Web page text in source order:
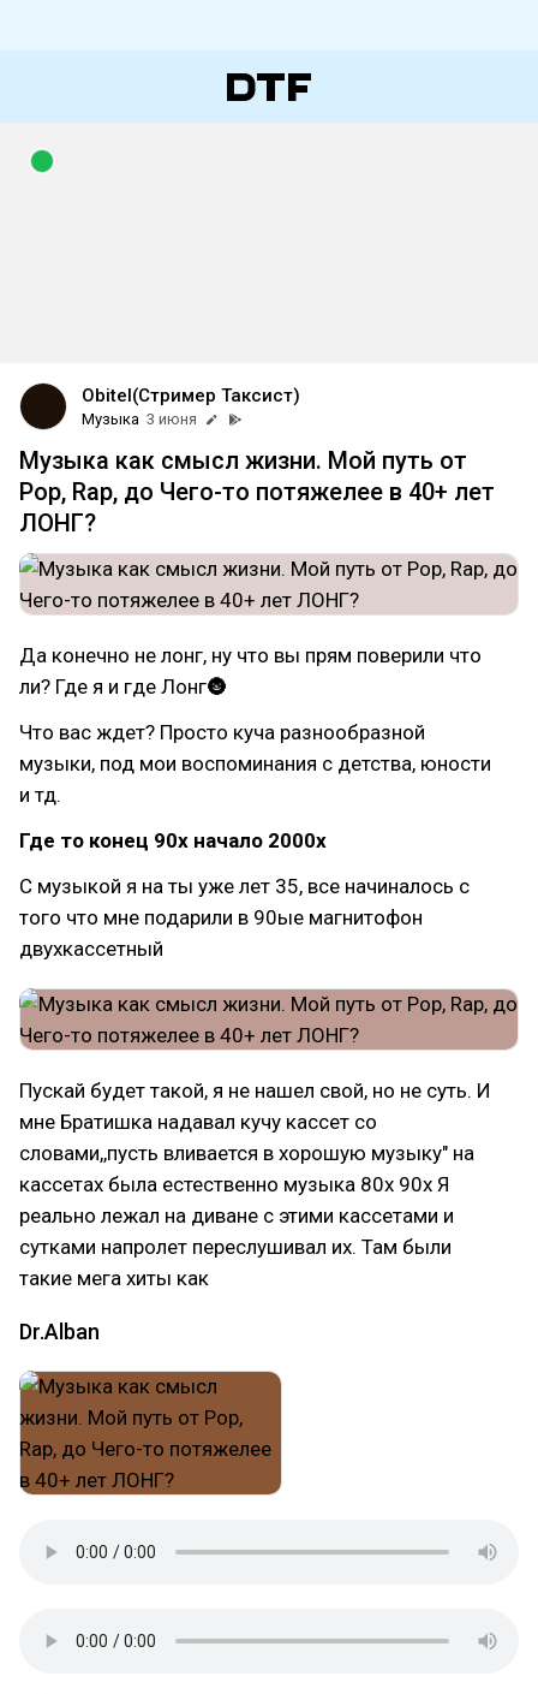
Obitel(Стример Таксист)
Музыка 3 июня
Музыка как смысл жизни. Мой путь от
Pop, Rap, до Чего-то потяжелее в 40+ лет
ЛОНГ?
Да конечно не лонг, ну что вы прям поверили что
ли? Где я и где Лонг🌚
Что вас ждет? Просто куча разнообразной
музыки, под мои воспоминания с детства, юности
и тд.
Где то конец 90х начало 2000х
С музыкой я на ты уже лет 35, все начиналось с
того что мне подарили в 90ые магнитофон
двухкассетный
Пускай будет такой, я не нашел свой, но не суть. И
мне Братишка надавал кучу кассет со
словами,,пусть вливается в хорошую музыку" на
кассетах была естественно музыка 80х 90х Я
реально лежал на диване с этими кассетами и
сутками напролет переслушивал их. Там были
такие мега хиты как
Dr.Alban